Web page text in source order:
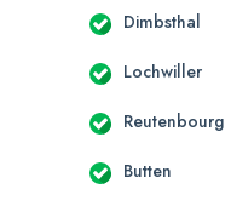
Dimbsthal
Lochwiller
Reutenbourg
Butten